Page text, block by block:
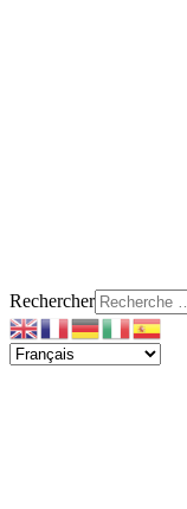
Rechercher